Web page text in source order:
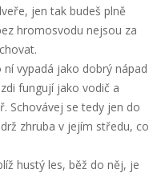
jen tak budeš plně
hromosvodu nejsou za
ní vypadá jako dobrý nápad
fungují jako vodič a
Schovávej se tedy jen do
zhruba v jejím středu, co
hustý les, běž do něj, je